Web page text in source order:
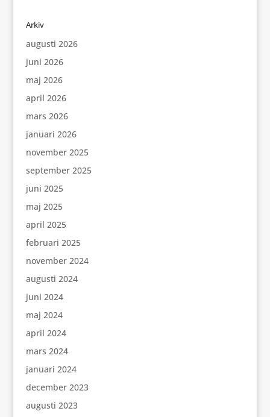
Arkiv
augusti 2026
juni 2026
maj 2026
april 2026
mars 2026
januari 2026
november 2025
september 2025
juni 2025
maj 2025
april 2025
februari 2025
november 2024
augusti 2024
juni 2024
maj 2024
april 2024
mars 2024
januari 2024
december 2023
augusti 2023